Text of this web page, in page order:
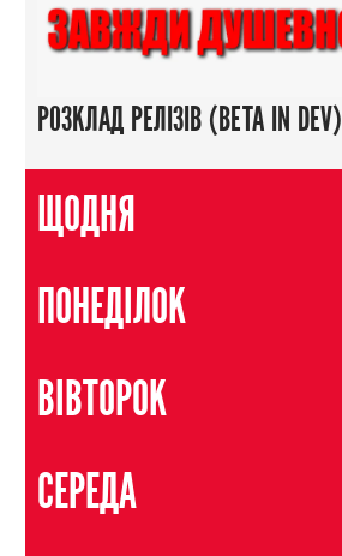
РОЗКЛАД РЕЛІЗІВ (BETA IN DEV)
ЩОДНЯ
ПОНЕДІЛОК
ВІВТОРОК
СЕРЕДА